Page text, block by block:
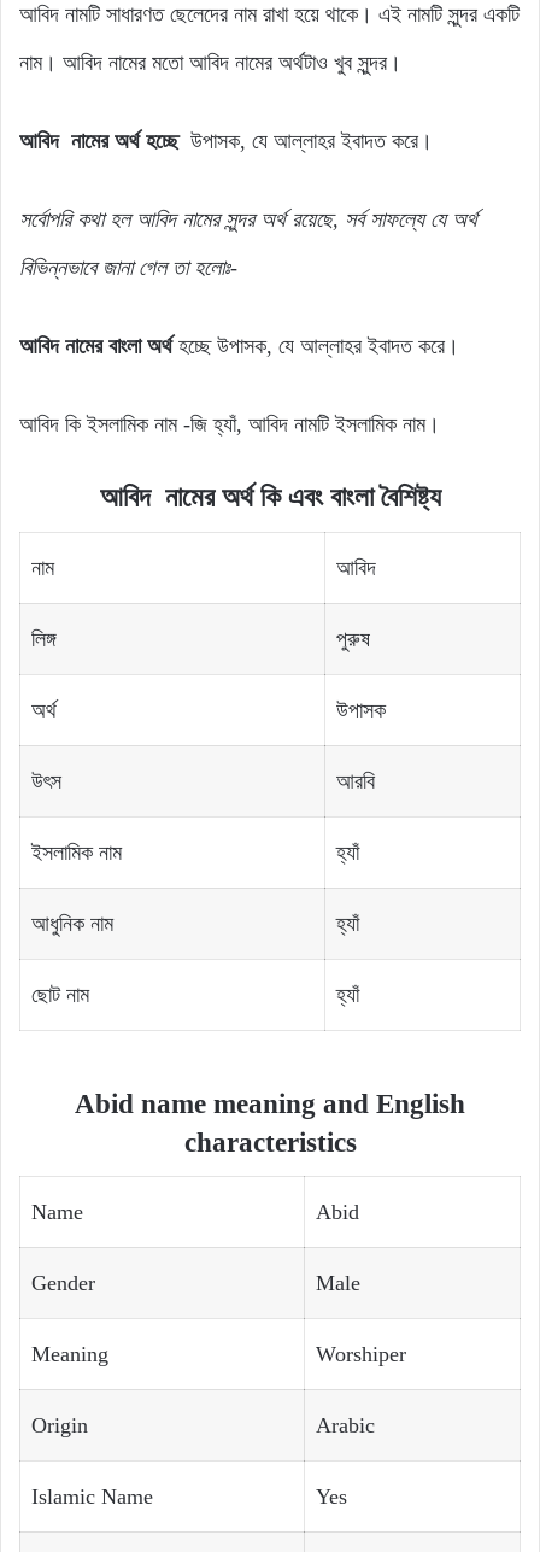
আবিদ নামটি সাধারণত ছেলেদের নাম রাখা হয়ে থাকে। এই নামটি সুন্দর একটি
নাম। আবিদ নামের মতো আবিদ নামের অর্থটাও খুব সুন্দর।
আবিদ নামের অর্থ হচ্ছে উপাসক, যে আল্লাহর ইবাদত করে।
সর্বোপরি কথা হল আবিদনামেরসুন্দর অর্থ রয়েছে, সর্ব সাফল্যেযে অর্থ
বিভিন্নভাবে জানা গেলতা হলোঃ-
আবিদ নামের বাংলা অর্থহচ্ছে উপাসক, যে আল্লাহর ইবাদত করে।
আবিদ কি ইসলামিক নাম -জি হ্যাঁ, আবিদ নামটি ইসলামিক নাম।
আবিদ নামের অর্থকি এবং বাংলা বৈশিষ্ট্য
নাম আবিদ
লিঙ্গ পুরুষ
অর্থ উপাসক
উৎস আরবি
ইসলামিক নাম হ্যাঁ
আধুনিক নাম হ্যাঁ
ছোট নাম হ্যাঁ
Abid name meaning and English
characteristics
Name Abid
Gender Male
Meaning Worshiper
Origin Arabic
Islamic Name Yes